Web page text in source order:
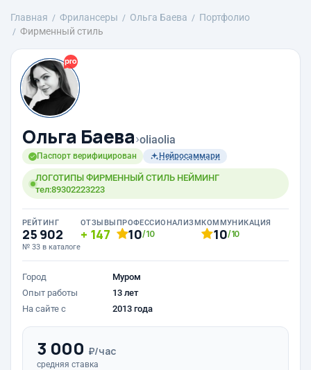
Главная Фрилансеры Ольга Баева
Портфолио
Фирменный стиль
Ольга Баева›oliaolia
Паспорт верифицирован Нейросаммари
ЛОГОТИПЫ ФИРМЕННЫЙ СТИЛЬ НЕЙМИНГ
тел:89302223223
РЕЙТИНГ
25 902
№ 33 в каталоге
ОТЗЫВЫ
147
ПРОФЕССИОНАЛИЗМ
10/10
КОММУНИКАЦИЯ
10/10
Город
Муром
Опыт работы
13 лет
На сайте с
2013 года
3 000 ₽/час
средняя ставка